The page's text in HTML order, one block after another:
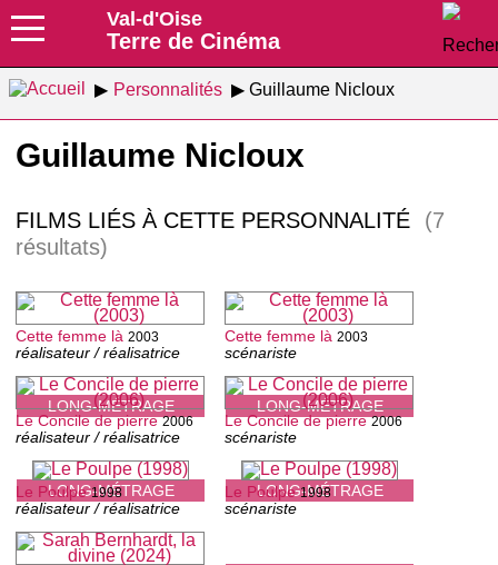
Val-d'Oise
Terre de Cinéma
Personnalités Guillaume Nicloux
Guillaume Nicloux
FILMS LIÉS À CETTE PERSONNALITÉ
(7
résultats)
LONG-MÉTRAGE
Cette femme là 2003
réalisateur / réalisatrice
LONG-MÉTRAGE
Cette femme là 2003
scénariste
LONG-MÉTRAGE
Le Concile de pierre 2006
réalisateur / réalisatrice
LONG-MÉTRAGE
Le Concile de pierre 2006
scénariste
Le Poulpe 1998
réalisateur / réalisatrice
Le Poulpe 1998
scénariste